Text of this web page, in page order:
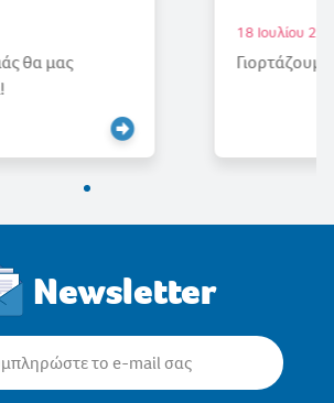
Άνοιξη
Newsletter